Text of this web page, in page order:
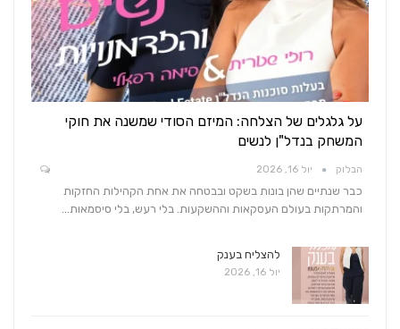
על גלגלים של הצלחה: המיזם הסודי שמשנה את חוקי
המשחק בנדל"ן לנשים
הבלוק יול 16, 2026
כבר שנתיים שהן בונות בשקט ובבטחה את אחת הקהילות החזקות
והמרתקות בעולם העסקאות וההשקעות. בלי רעש, בלי סיסמאות…
להצליח בענק
יול 16, 2026